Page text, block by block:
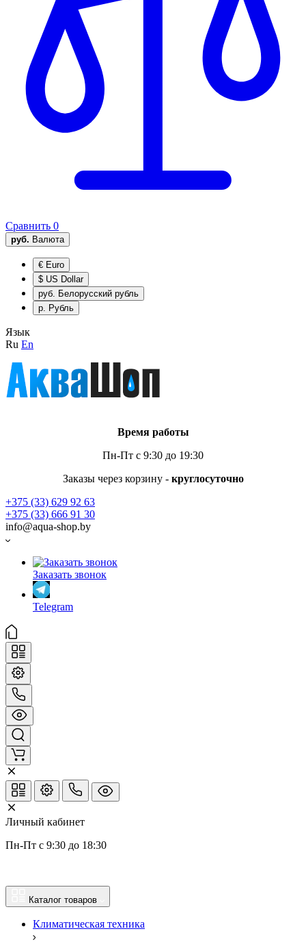
Сравнить 0
руб. Валюта
€ Euro
$ US Dollar
руб. Белорусский рубль
р. Рубль
Язык
Ru En
Время работы
Пн-Пт с 9:30 до 19:30
Заказы через корзину - круглосуточно
+375 (33) 629 92 63
+375 (33) 666 91 30
info@aqua-shop.by
Заказать звонок
Telegram
Личный кабинет
Пн-Пт с 9:30 до 18:30
Каталог товаров
Климатическая техника